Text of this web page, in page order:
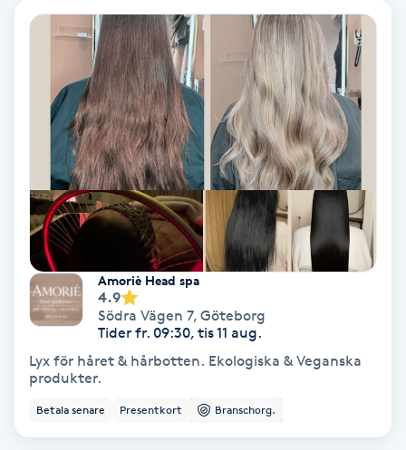
Läpptatuering
Makeup
Manikyr & Pedikyr
Massage
Medial vägledning
Medicinsk massage
Meditation
Amoriè Head spa
4.9
Södra Vägen 7, Göteborg
Tider fr. 09:30, tis 11 aug.
Lyx för håret & hårbotten. Ekologiska & Veganska
produkter.
Betala senare Presentkort Branschorg.